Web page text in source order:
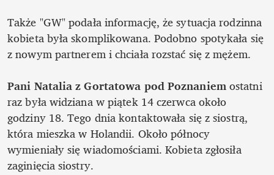
Także "GW" podała informację, że sytuacja rodzinna
kobieta była skomplikowana. Podobno spotykała się
z nowym partnerem i chciała rozstać się z mężem.
Pani Natalia z Gortatowa pod Poznaniem ostatni
raz była widziana w piątek 14 czerwca około
godziny 18. Tego dnia kontaktowała się z siostrą,
która mieszka w Holandii. Około północy
wymieniały się wiadomościami. Kobieta zgłosiła
zaginięcia siostry.